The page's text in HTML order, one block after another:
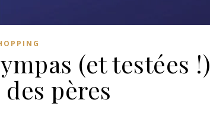
(et testées !)
pères